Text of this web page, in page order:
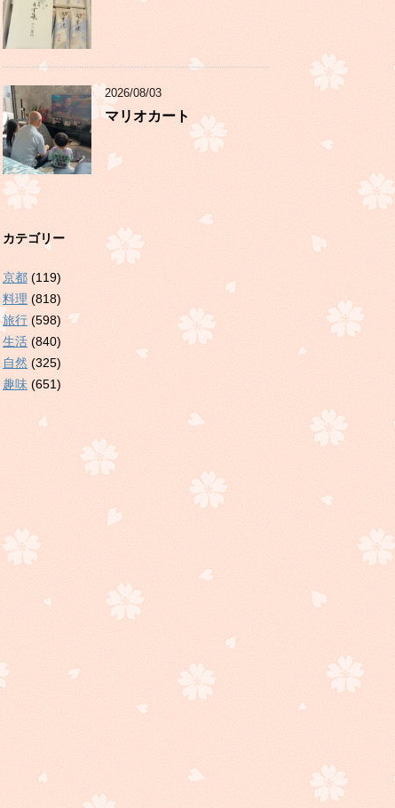
2026/08/03
マリオカート
カテゴリー
京都 (119)
料理 (818)
旅行 (598)
生活 (840)
自然 (325)
趣味 (651)